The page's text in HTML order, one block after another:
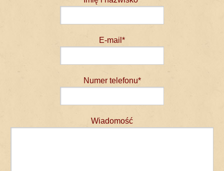
E-mail*
Numer telefonu*
Wiadomość